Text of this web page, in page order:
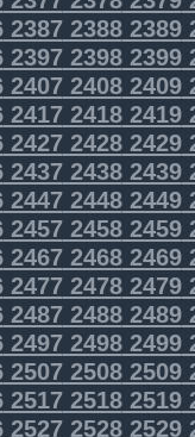
238723882389
239723982399
240724082409
241724182419
242724282429
243724382439
244724482449
245724582459
246724682469
247724782479
248724882489
249724982499
250725082509
251725182519
252725282529